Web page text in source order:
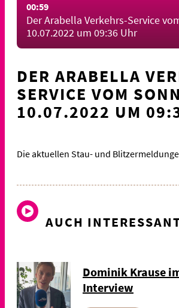
00:59
Der Arabella Verkehrs-Service
10.07.2022 um 09:36 Uhr
DER ARABELLA
SERVICE VOM
10.07.2022 UM
Die aktuellen Stau- und
AUCH
Dominik Krause
Interview